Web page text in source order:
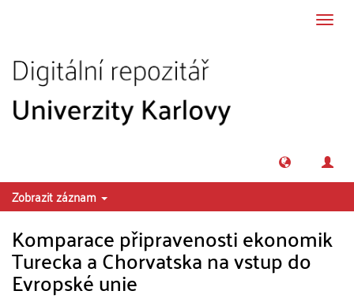
Zobrazit záznam
Komparace připravenosti ekonomik
Turecka a Chorvatska na vstup do
Evropské unie